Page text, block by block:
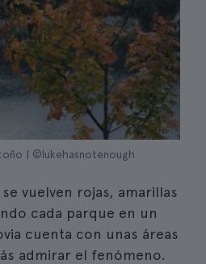
| ©lukehasnotenough
vuelven rojas, amarillas
cada parque en un
cuenta con unas áreas
admirar el fenómeno.